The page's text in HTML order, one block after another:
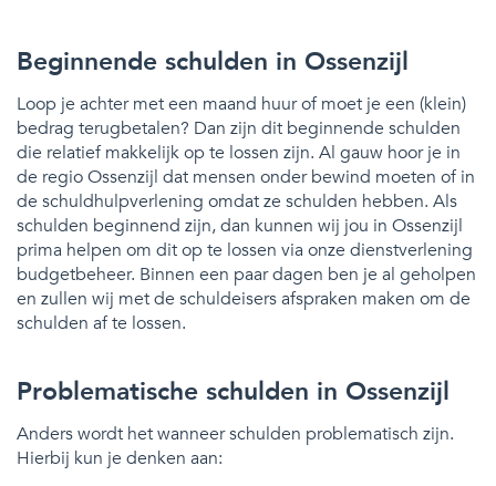
Beginnende schulden in Ossenzijl
Loop je achter met een maand huur of moet je een (klein)
bedrag terugbetalen? Dan zijn dit beginnende schulden
die relatief makkelijk op te lossen zijn. Al gauw hoor je in
de regio Ossenzijl dat mensen onder bewind moeten of in
de schuldhulpverlening omdat ze schulden hebben. Als
schulden beginnend zijn, dan kunnen wij jou in Ossenzijl
prima helpen om dit op te lossen via onze dienstverlening
budgetbeheer. Binnen een paar dagen ben je al geholpen
en zullen wij met de schuldeisers afspraken maken om de
schulden af te lossen.
Problematische schulden in Ossenzijl
Anders wordt het wanneer schulden problematisch zijn.
Hierbij kun je denken aan: